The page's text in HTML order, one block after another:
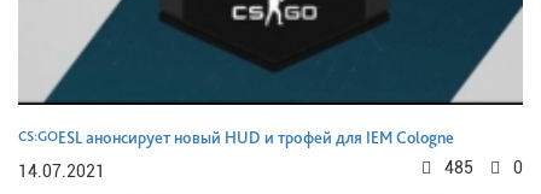
CS:GOESL анонсирует новый HUD и трофей для IEM Cologne
14.07.2021
0
485